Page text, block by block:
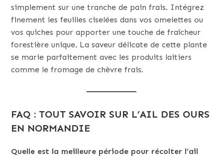
simplement sur une tranche de pain frais. Intégrez
finement les feuilles ciselées dans vos omelettes ou
vos quiches pour apporter une touche de fraîcheur
forestière unique. La saveur délicate de cette plante
se marie parfaitement avec les produits laitiers
comme le fromage de chèvre frais.
FAQ : TOUT SAVOIR SUR L’AIL DES OURS
EN NORMANDIE
Quelle est la meilleure période pour récolter l’ail